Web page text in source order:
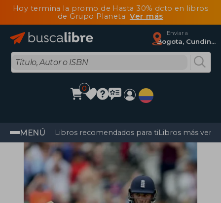
Hoy termina la promo de Hasta 30% dcto en libros
de Grupo Planeta Ver más
Enviar a
Bogota, Cundinamarca
0
MENÚ Libros recomendados para tiLibros más